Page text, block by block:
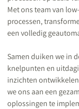
Met ons team van
processen,
een volledig
Samen duiken we in
knelpunten en
inzichten
we ons aan een
oplossingen te